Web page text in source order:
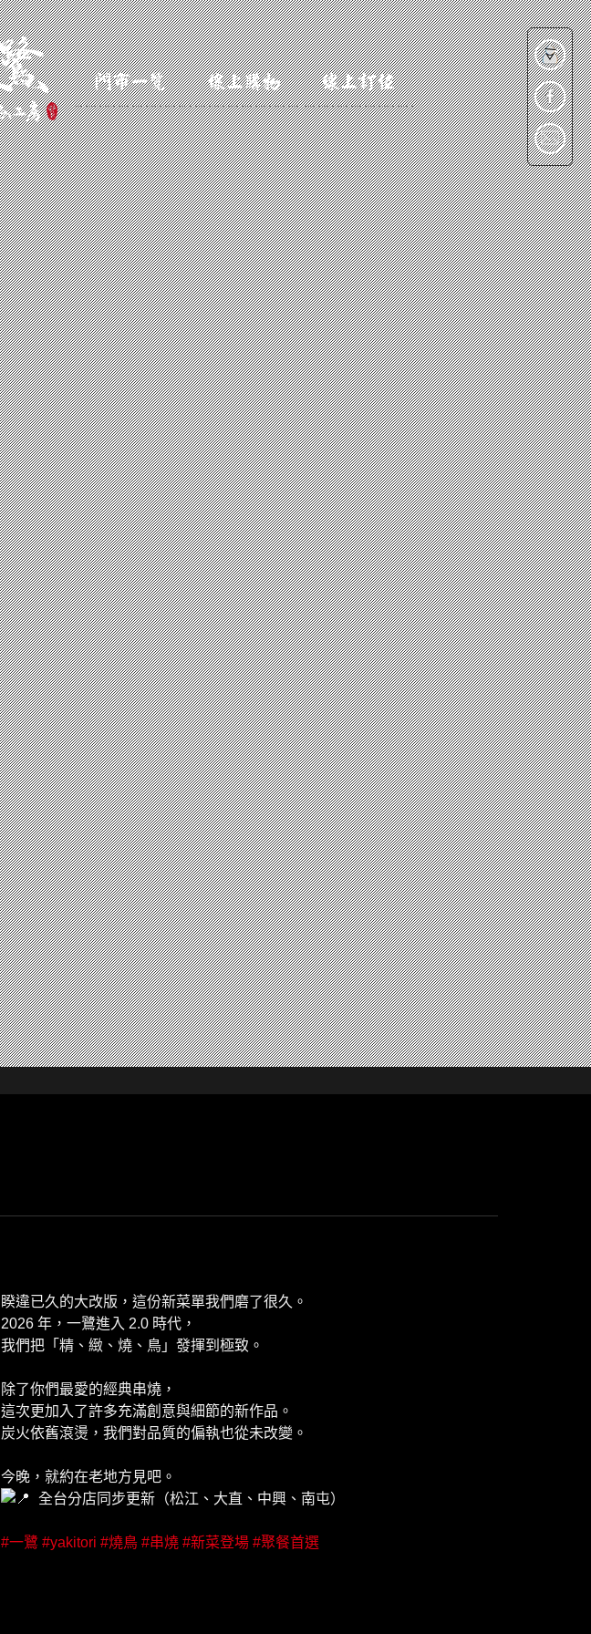
門市一覽 線上購物 線上訂位
睽違已久的大改版，這份新菜單我們磨了很久。
2026 年，一鷺進入 2.0 時代，
我們把「精、緻、燒、鳥」發揮到極致。
除了你們最愛的經典串燒，
這次更加入了許多充滿創意與細節的新作品。
炭火依舊滾燙，我們對品質的偏執也從未改變。
今晚，就約在老地方見吧。
全台分店同步更新（松江、大直、中興、南屯）
#一鷺 #yakitori #燒鳥 #串燒 #新菜登場 #聚餐首選